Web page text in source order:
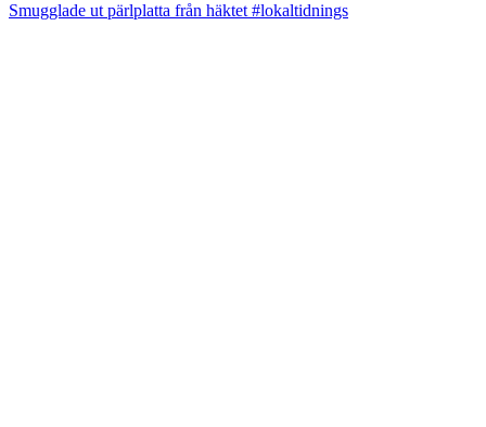
Smugglade ut pärlplatta från häktet #lokaltidnings